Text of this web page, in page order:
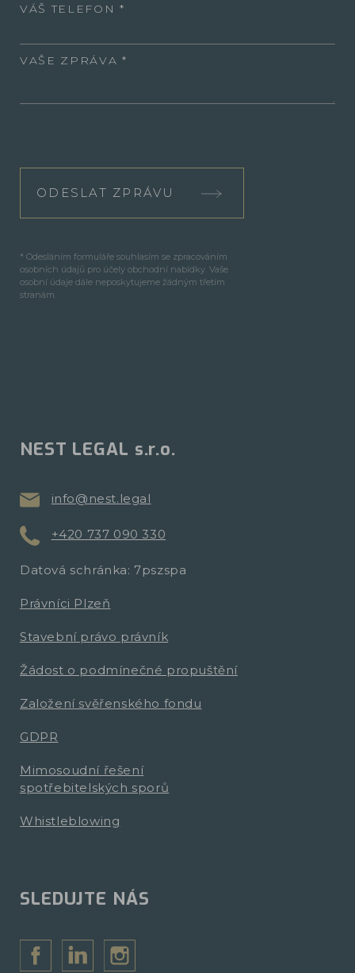
VÁŠ TELEFON
VAŠE ZPRÁVA
ODESLAT ZPRÁVU
* Odesláním formuláře souhlasím se zpracováním
osobních údajů pro účely obchodní nabídky. Vaše
osobní údaje dále neposkytujeme žádným třetím
stranám.
NEST LEGAL s.r.o.
info@nest.legal
+420 737 090 330
Datová schránka: 7pszspa
Právníci Plzeň
Stavební právo právník
Žádost o podmínečné propuštění
Založení svěřenského fondu
GDPR
Mimosoudní řešení
spotřebitelských sporů
Whistleblowing
SLEDUJTE NÁS